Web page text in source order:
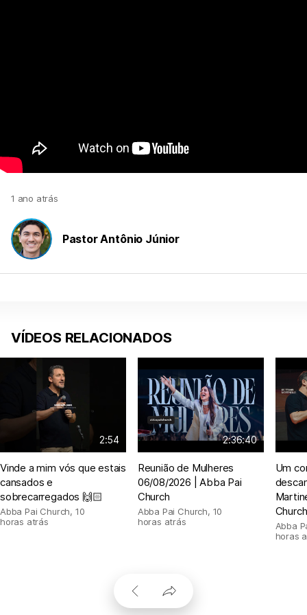
1 ano atrás
Pastor Antônio Júnior
VÍDEOS RELACIONADOS
2:54
Vinde a mim vós que estais
cansados e
sobrecarregados 🙌🏻
Abba Pai Church, 10
horas atrás
2:36:40
Reunião de Mulheres
06/08/2026 | Abba Pai
Church
Abba Pai Church, 10
horas atrás
Um
Church
Abba
horas